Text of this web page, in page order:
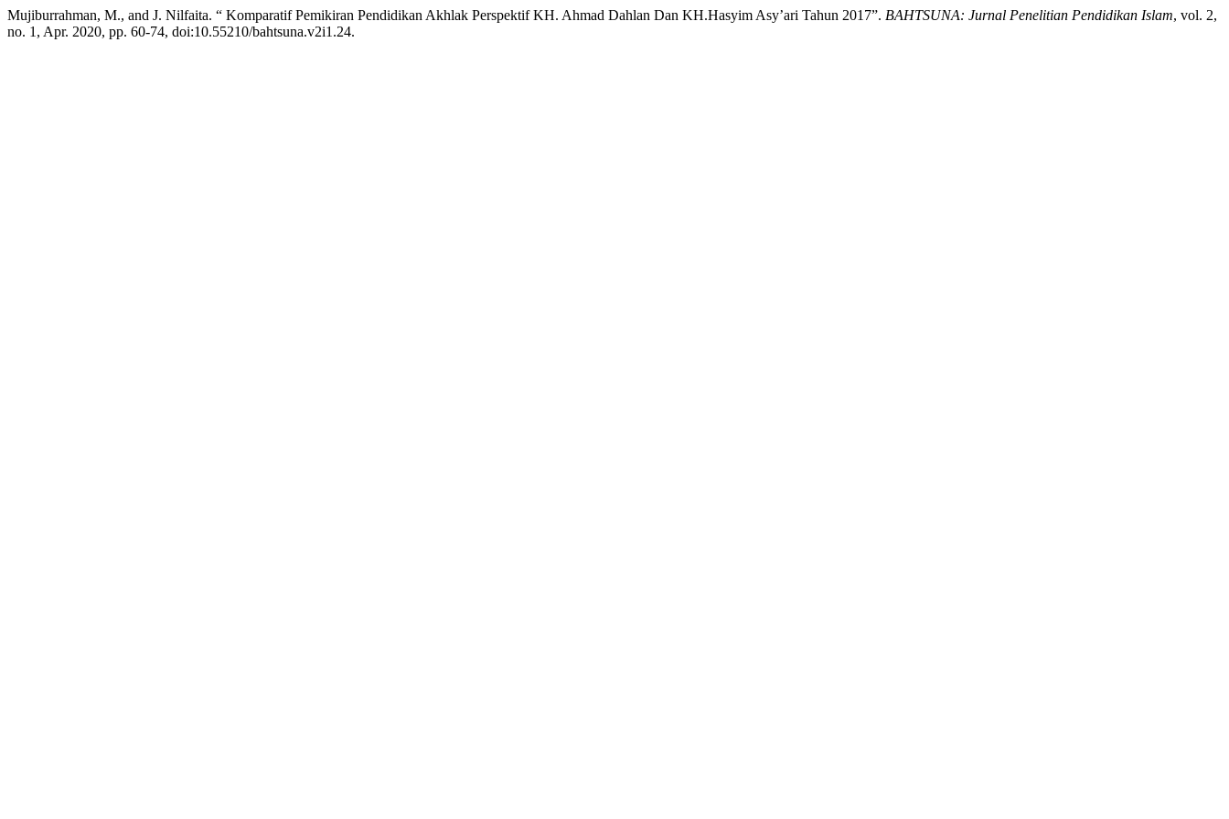
Mujiburrahman, M., and J. Nilfaita. “ Komparatif Pemikiran Pendidikan Akhlak Perspektif KH. Ahmad Dahlan Dan KH.Hasyim Asy’ari Tahun 2017”. BAHTSUNA: Jurnal Penelitian Pendidikan Islam, vol. 2,
no. 1, Apr. 2020, pp. 60-74, doi:10.55210/bahtsuna.v2i1.24.